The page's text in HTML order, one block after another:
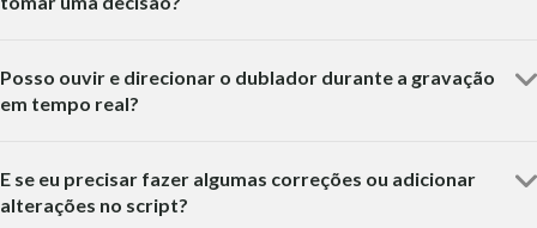
Posso ouvir e direcionar o dublador durante a gravação
em tempo real?
E se eu precisar fazer algumas correções ou adicionar
alterações no script?